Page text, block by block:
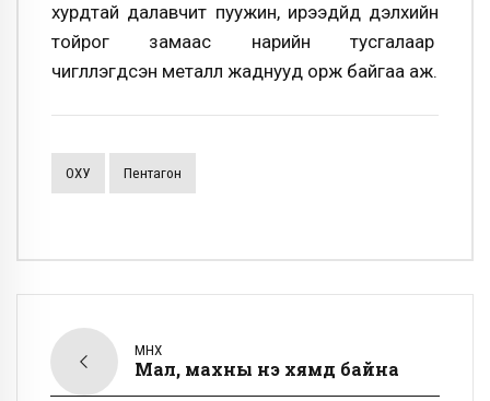
хурдтай далавчит пуужин, ирээдүйд дэлхийн
тойрог замаас нарийн тусгалаар
чиглүүлэгдсэн металл жаднууд орж байгаа аж.
ОХУ Пентагон
ӨМНӨХ
Мал, махны үнэ хямд байна